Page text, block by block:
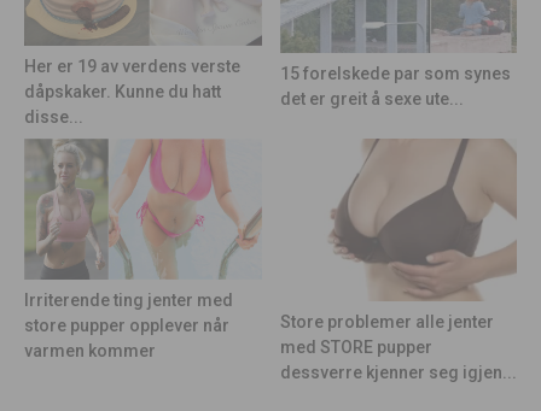
Her er 19 av verdens verste
dåpskaker. Kunne du hatt
disse...
15 forelskede par som synes
det er greit å sexe ute...
Irriterende ting jenter med
store pupper opplever når
varmen kommer
Store problemer alle jenter
med STORE pupper
dessverre kjenner seg igjen...